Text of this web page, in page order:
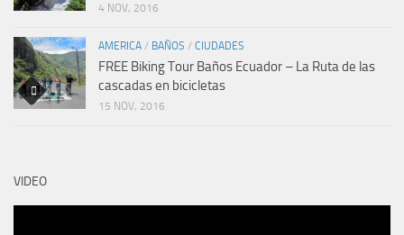
4 NOV, 2016
AMERICA / BAÑOS / CIUDADES
FREE Biking Tour Baños Ecuador – La Ruta de las
cascadas en bicicletas
15 NOV, 2016
VIDEO